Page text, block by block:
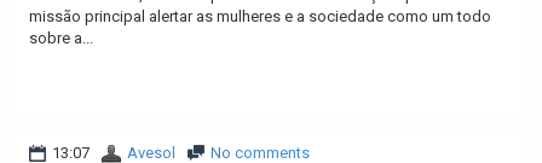
missão principal alertar as mulheres e a sociedade como um todo
sobre a...
13:07 Avesol No comments